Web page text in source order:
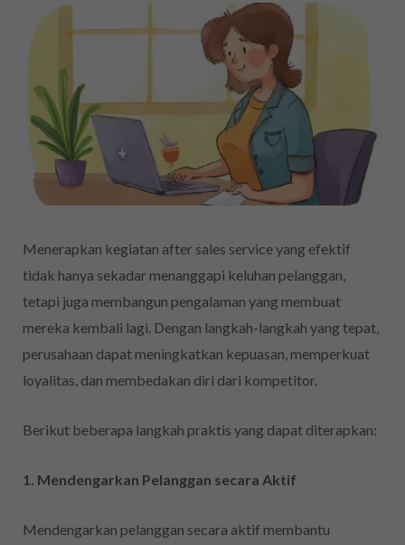
Menerapkan kegiatan after sales service yang efektif
tidak hanya sekadar menanggapi keluhan pelanggan,
tetapi juga membangun pengalaman yang membuat
mereka kembali lagi. Dengan langkah-langkah yang tepat,
perusahaan dapat meningkatkan kepuasan, memperkuat
loyalitas, dan membedakan diri dari kompetitor.
Berikut beberapa langkah praktis yang dapat diterapkan:
1. Mendengarkan Pelanggan secara Aktif
Mendengarkan pelanggan secara aktif membantu